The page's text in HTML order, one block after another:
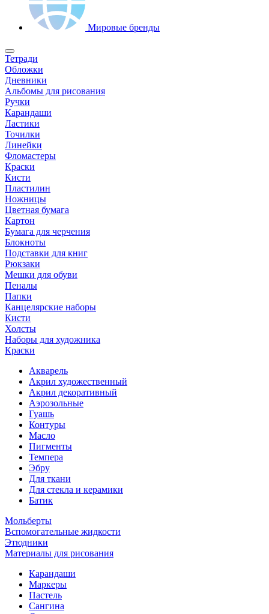
Мировые бренды
Тетради
Обложки
Дневники
Альбомы для рисования
Ручки
Карандаши
Ластики
Точилки
Линейки
Фломастеры
Краски
Кисти
Пластилин
Ножницы
Цветная бумага
Картон
Бумага для черчения
Блокноты
Подставки для книг
Рюкзаки
Мешки для обуви
Пеналы
Папки
Канцелярские наборы
Кисти
Холсты
Наборы для художника
Краски
Акварель
Акрил художественный
Акрил декоративный
Аэрозольные
Гуашь
Контуры
Масло
Пигменты
Темпера
Эбру
Для ткани
Для стекла и керамики
Батик
Мольберты
Вспомогательные жидкости
Этюдники
Материалы для рисования
Карандаши
Маркеры
Пастель
Сангина